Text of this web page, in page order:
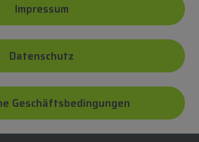
Impressum
Datenschutz
Geschäftsbedingungen